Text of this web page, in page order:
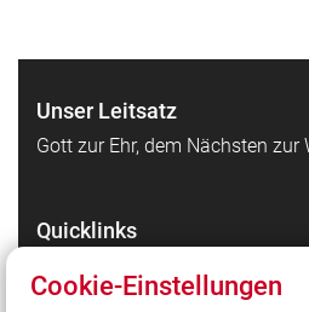
Unser Leitsatz
Gott zur Ehr, dem Nächsten zur
Quicklinks
Facebookseite der
Cookie-Einstellungen